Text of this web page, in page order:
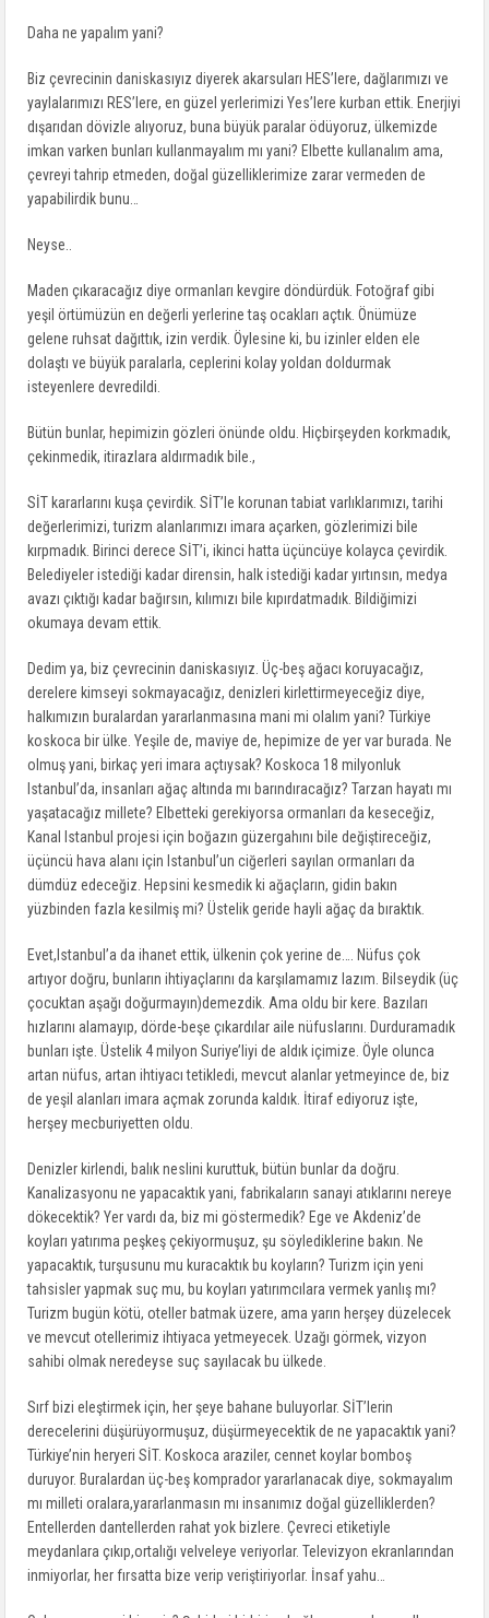
Daha ne yapalım yani?
Biz çevrecinin daniskasıyız diyerek akarsuları HES’lere, dağlarımızı ve
yaylalarımızı RES’lere, en güzel yerlerimizi Yes’lere kurban ettik. Enerjiyi
dışarıdan dövizle alıyoruz, buna büyük paralar ödüyoruz, ülkemizde
imkan varken bunları kullanmayalım mı yani? Elbette kullanalım ama,
çevreyi tahrip etmeden, doğal güzelliklerimize zarar vermeden de
yapabilirdik bunu…
Neyse..
Maden çıkaracağız diye ormanları kevgire döndürdük. Fotoğraf gibi
yeşil örtümüzün en değerli yerlerine taş ocakları açtık. Önümüze
gelene ruhsat dağıttık, izin verdik. Öylesine ki, bu izinler elden ele
dolaştı ve büyük paralarla, ceplerini kolay yoldan doldurmak
isteyenlere devredildi.
Bütün bunlar, hepimizin gözleri önünde oldu. Hiçbirşeyden korkmadık,
çekinmedik, itirazlara aldırmadık bile.,
SİT kararlarını kuşa çevirdik. SİT’le korunan tabiat varlıklarımızı, tarihi
değerlerimizi, turizm alanlarımızı imara açarken, gözlerimizi bile
kırpmadık. Birinci derece SİT’i, ikinci hatta üçüncüye kolayca çevirdik.
Belediyeler istediği kadar dirensin, halk istediği kadar yırtınsın, medya
avazı çıktığı kadar bağırsın, kılımızı bile kıpırdatmadık. Bildiğimizi
okumaya devam ettik.
Dedim ya, biz çevrecinin daniskasıyız. Üç-beş ağacı koruyacağız,
derelere kimseyi sokmayacağız, denizleri kirlettirmeyeceğiz diye,
halkımızın buralardan yararlanmasına mani mi olalım yani? Türkiye
koskoca bir ülke. Yeşile de, maviye de, hepimize de yer var burada. Ne
olmuş yani, birkaç yeri imara açtıysak? Koskoca 18 milyonluk
Istanbul’da, insanları ağaç altında mı barındıracağız? Tarzan hayatı mı
yaşatacağız millete? Elbetteki gerekiyorsa ormanları da keseceğiz,
Kanal Istanbul projesi için boğazın güzergahını bile değiştireceğiz,
üçüncü hava alanı için Istanbul’un ciğerleri sayılan ormanları da
dümdüz edeceğiz. Hepsini kesmedik ki ağaçların, gidin bakın
yüzbinden fazla kesilmiş mi? Üstelik geride hayli ağaç da bıraktık.
Evet,Istanbul’a da ihanet ettik, ülkenin çok yerine de…. Nüfus çok
artıyor doğru, bunların ihtiyaçlarını da karşılamamız lazım. Bilseydik (üç
çocuktan aşağı doğurmayın)demezdik. Ama oldu bir kere. Bazıları
hızlarını alamayıp, dörde-beşe çıkardılar aile nüfuslarını. Durduramadık
bunları işte. Üstelik 4 milyon Suriye’liyi de aldık içimize. Öyle olunca
artan nüfus, artan ihtiyacı tetikledi, mevcut alanlar yetmeyince de, biz
de yeşil alanları imara açmak zorunda kaldık. İtiraf ediyoruz işte,
herşey mecburiyetten oldu.
Denizler kirlendi, balık neslini kuruttuk, bütün bunlar da doğru.
Kanalizasyonu ne yapacaktık yani, fabrikaların sanayi atıklarını nereye
dökecektik? Yer vardı da, biz mi göstermedik? Ege ve Akdeniz’de
koyları yatırıma peşkeş çekiyormuşuz, şu söylediklerine bakın. Ne
yapacaktık, turşusunu mu kuracaktık bu koyların? Turizm için yeni
tahsisler yapmak suç mu, bu koyları yatırımcılara vermek yanlış mı?
Turizm bugün kötü, oteller batmak üzere, ama yarın herşey düzelecek
ve mevcut otellerimiz ihtiyaca yetmeyecek. Uzağı görmek, vizyon
sahibi olmak neredeyse suç sayılacak bu ülkede.
Sırf bizi eleştirmek için, her şeye bahane buluyorlar. SİT’lerin
derecelerini düşürüyormuşuz, düşürmeyecektik de ne yapacaktık yani?
Türkiye’nin heryeri SİT. Koskoca araziler, cennet koylar bomboş
duruyor. Buralardan üç-beş komprador yararlanacak diye, sokmayalım
mı milleti oralara,yararlanmasın mı insanımız doğal güzelliklerden?
Entellerden dantellerden rahat yok bizlere. Çevreci etiketiyle
meydanlara çıkıp,ortalığı velveleye veriyorlar. Televizyon ekranlarından
inmiyorlar, her fırsatta bize verip veriştiriyorlar. İnsaf yahu…